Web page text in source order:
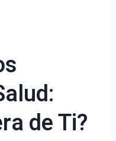
de Ti?